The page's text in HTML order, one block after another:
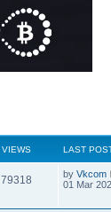
VIEWS LAST
79318 by Vkcom
01 Mar